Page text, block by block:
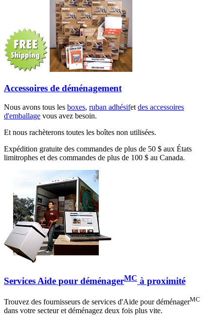
Accessoires de déménagement
Nous avons tous les boxes, ruban adhésifet des accessoires
d'emballage vous avez besoin.
Et nous rachèterons toutes les boîtes non utilisées.
Expédition gratuite des commandes de plus de 50 $ aux États
limitrophes et des commandes de plus de 100 $ au Canada.
Services Aide pour déménagerMC à proximité
Trouvez des fournisseurs de services d'Aide pour déménagerMC
dans votre secteur et déménagez deux fois plus vite.